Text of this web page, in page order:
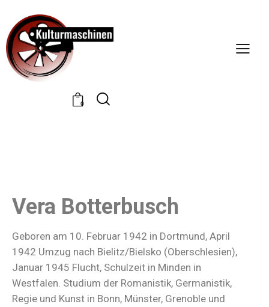
0
Vera Botterbusch
Geboren am 10. Februar 1942 in Dortmund, April
1942 Umzug nach Bielitz/Bielsko (Oberschlesien),
Januar 1945 Flucht, Schulzeit in Minden in
Westfalen. Studium der Romanistik, Germanistik,
Regie und Kunst in Bonn, Münster, Grenoble und